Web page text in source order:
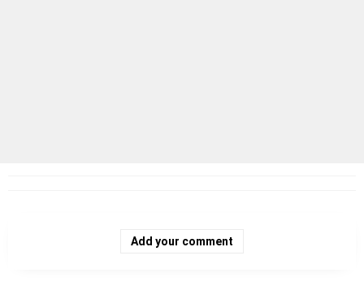
Add your comment